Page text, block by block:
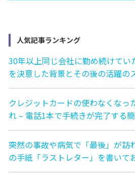
人気記事ランキング
30年以上同じ会社に勤め続けてい
を決意した背景とその後の活躍の
クレジットカードの使わなくなっ
れ – 電話1本で手続きが完了する
突然の事故や病気で「最後」が訪
の手紙「ラストレター」を書いて